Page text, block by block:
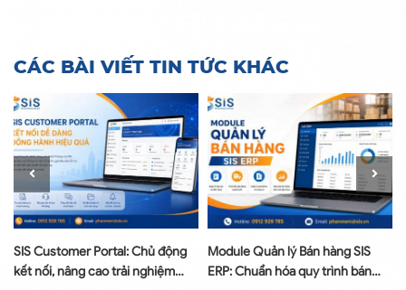
CÁC BÀI VIẾT TIN TỨC KHÁC
SIS Customer Portal: Chủ động
kết nối, nâng cao trải nghiệm
Module Quản lý Bán hàng SIS
ERP: Chuẩn hóa quy trình bán